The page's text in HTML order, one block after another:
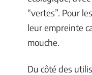
“vertes”. Pour
leur empreinte
mouche.
Du côté des